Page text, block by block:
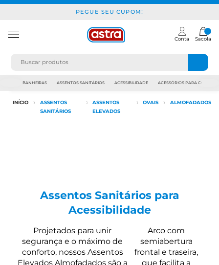
PEGUE SEU CUPOM!
Conta Sacola
BANHEIRAS ASSENTOS SANITÁRIOS ACESSIBILIDADE ACESSÓRIOS PARA
INÍCIO
ASSENTOS
SANITÁRIOS
ASSENTOS
ELEVADOS
OVAIS ALMOFADADOS
Assentos Sanitários para
Acessibilidade
Projetados para unir
segurança e o máximo de
conforto, nossos Assentos
Elevados Almofadados são a
Arco com
semiabertura
frontal e traseira,
que facilita a